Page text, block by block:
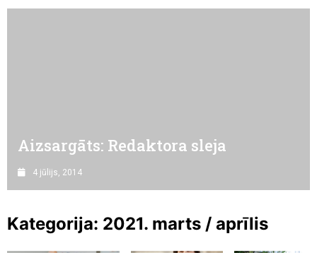
Aizsargāts: Redaktora sleja
4 jūlijs, 2014
Kategorija: 2021. marts / aprīlis